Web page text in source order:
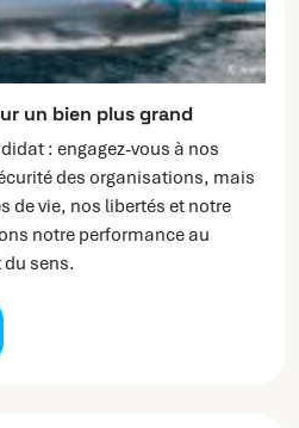
un bien plus grand
: engagez-vous à nos
des organisations, mais
de vie, nos libertés et notre
notre performance au
du sens.